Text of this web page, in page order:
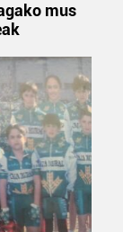
mus